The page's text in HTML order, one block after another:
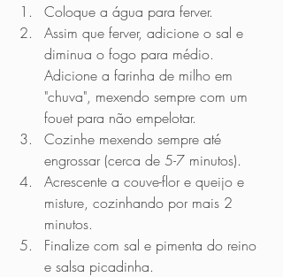
Coloque a água para ferver.
Assim que ferver, adicione o sal e
diminua o fogo para médio.
Adicione a farinha de milho em
"chuva", mexendo sempre com um
fouet para não empelotar.
Cozinhe mexendo sempre até
engrossar (cerca de 5-7 minutos).
Acrescente a couve-flor e queijo e
misture, cozinhando por mais 2
minutos.
Finalize com sal e pimenta do reino
e salsa picadinha.